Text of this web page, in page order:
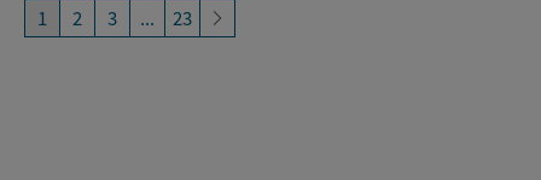
1 2 3 ... 23